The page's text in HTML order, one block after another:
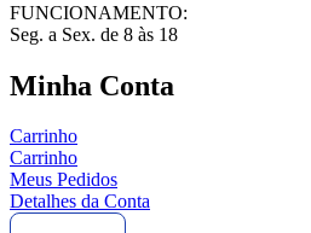
FUNCIONAMENTO:
Seg. a Sex. de 8 às 18
Minha Conta
Carrinho
Carrinho
Meus Pedidos
Detalhes da Conta